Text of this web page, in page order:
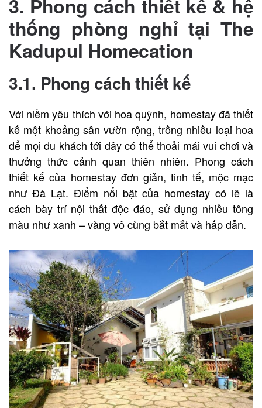
3. Phong cách thiết kế & hệ
thống phòng nghỉ tại The
Kadupul Homecation
3.1. Phong cách thiết kế
Với niềm yêu thích với hoa quỳnh, homestay đã thiết
kế một khoảng sân vườn rộng, trồng nhiều loại hoa
để mọi du khách tới đây có thể thoải mái vui chơi và
thưởng thức cảnh quan thiên nhiên. Phong cách
thiết kế của homestay đơn giản, tinh tế, mộc mạc
như Đà Lạt. Điểm nổi bật của homestay có lẽ là
cách bày trí nội thất độc đáo, sử dụng nhiều tông
màu như xanh – vàng vô cùng bắt mắt và hấp dẫn.